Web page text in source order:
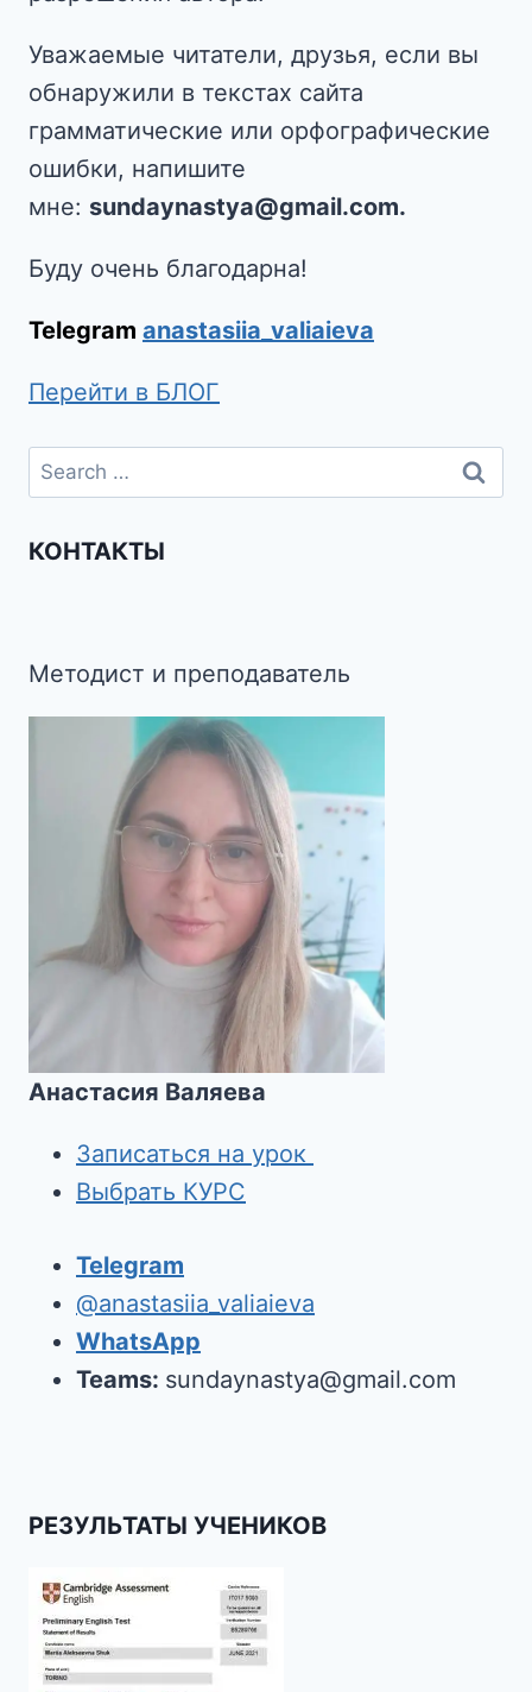
Уважаемые читатели, друзья, если вы
обнаружили в текстах сайта
грамматические или орфографические
ошибки, напишите
мне: sundaynastya@gmail.com.
Буду очень благодарна!
Telegram anastasiia_valiaieva
Перейти в БЛОГ
КОНТАКТЫ
Методист и преподаватель
Анастасия Валяева
Записаться на урок
Выбрать КУРС
Telegram
@anastasiia_valiaieva
WhatsApp
Teams: sundaynastya@gmail.com
РЕЗУЛЬТАТЫ УЧЕНИКОВ